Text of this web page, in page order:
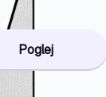
Poglej